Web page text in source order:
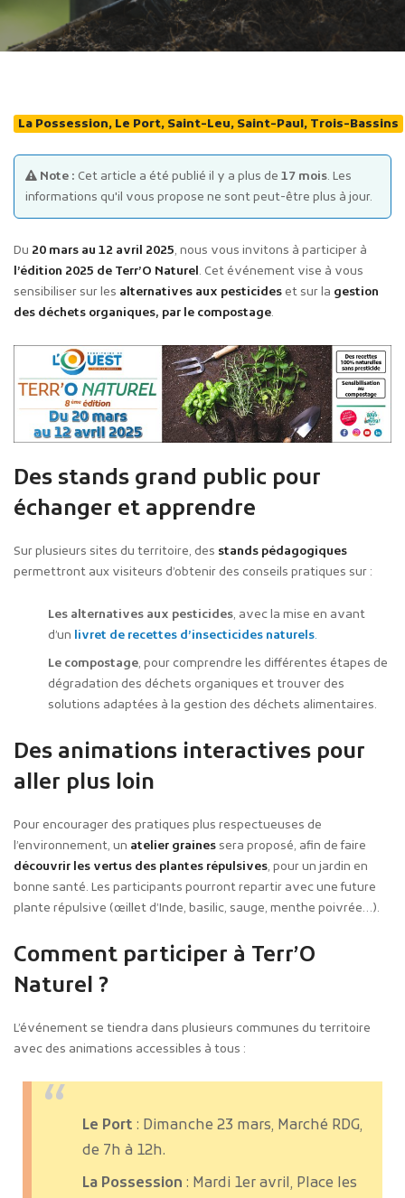
Publicité des actes
Marchés publics
Projets financés par l'Europe
La Possession, Le Port, Saint-Leu, Saint-Paul, Trois-Bassins
Note : Cet article a été publié il y a plus de 17 mois. Les
informations qu'il vous propose ne sont peut-être plus à jour.
Du 20 mars au 12 avril 2025, nous vous invitons à participer à
l’édition 2025 de Terr’O Naturel. Cet événement vise à vous
sensibiliser sur les alternatives aux pesticideset sur la gestion
des déchets organiques, par le compostage.
Des stands grand public pour
échanger et apprendre
Sur plusieurs sites du territoire, des stands pédagogiques
permettront aux visiteurs d’obtenir des conseils pratiques sur :
Les alternatives aux pesticides, avec la mise en avant
d’un livret de recettes d’insecticides naturels.
Le compostage, pour comprendre les différentes étapes de
dégradation des déchets organiques et trouver des
solutions adaptées à la gestion des déchets alimentaires.
Des animations interactives pour
aller plus loin
Pour encourager des pratiques plus respectueuses de
l’environnement, un atelier graines sera proposé, afin de faire
découvrir les vertus des plantes répulsives, pour un jardin en
bonne santé. Les participants pourront repartir avec une future
plante répulsive (œillet d’Inde, basilic, sauge, menthe poivrée…).
Comment participer à Terr’O
Naturel ?
L’événement se tiendra dans plusieurs communes du territoire
avec des animations accessibles à tous :
Le Port : Dimanche 23 mars, Marché RDG,
de 7h à 12h.
La Possession : Mardi 1er avril, Place les